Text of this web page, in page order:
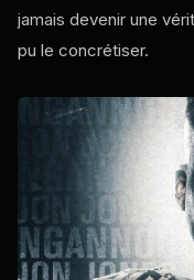
jamais devenir une
pu le concrétiser.